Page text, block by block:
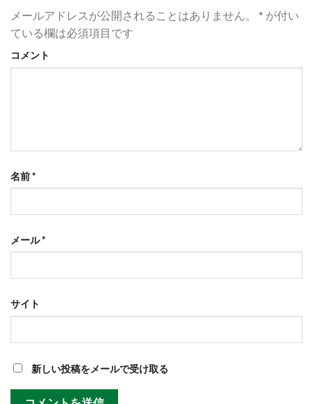
メールアドレスが公開されることはありません。
* が付い
ている欄は必須項目です
コメント
名前*
メール*
サイト
新しい投稿をメールで受け取る